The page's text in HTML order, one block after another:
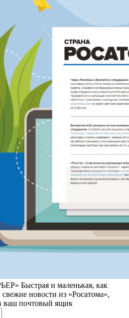
Быстрая и маленькая, как
новости из «Росатома»,
ваш почтовый ящик